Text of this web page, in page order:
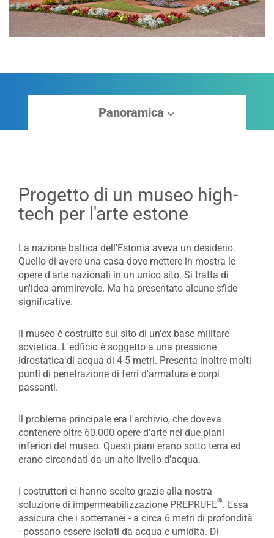
Panoramica
Progetto di un museo high-
tech per l'arte estone
La nazione baltica dell'Estonia aveva un desiderio.
Quello di avere una casa dove mettere in mostra le
opere d'arte nazionali in un unico sito. Si tratta di
un'idea ammirevole. Ma ha presentato alcune sfide
significative.
Il museo è costruito sul sito di un'ex base militare
sovietica. L'edficio è soggetto a una pressione
idrostatica di acqua di 4-5 metri. Presenta inoltre molti
punti di penetrazione di ferri d'armatura e corpi
passanti.
Il problema principale era l'archivio, che doveva
contenere oltre 60.000 opere d'arte nei due piani
inferiori del museo. Questi piani erano sotto terra ed
erano circondati da un alto livello d'acqua.
I costruttori ci hanno scelto grazie alla nostra
soluzione di impermeabilizzazione PREPRUFE®. Essa
assicura che i sotterranei - a circa 6 metri di profondità
- possano essere isolati da acqua e umidità. Di